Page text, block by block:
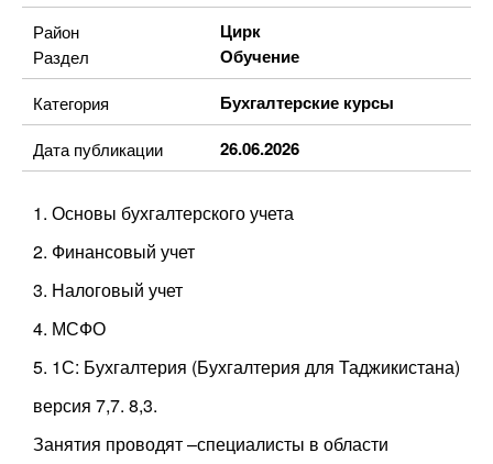
Район Цирк
Раздел Обучение
Категория Бухгалтерские курсы
Дата публикации 26.06.2026
1. Основы бухгалтерского учета
2. Финансовый учет
3. Налоговый учет
4. МСФО
5. 1С: Бухгалтерия (Бухгалтерия для Таджикистана)
версия 7,7. 8,3.
Занятия проводят –специалисты в области